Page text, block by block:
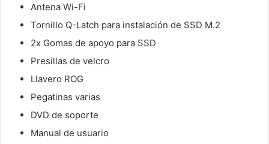
Antena Wi-Fi
Tornillo Q-Latch para instalación de SSD M.2
2x Gomas de apoyo para SSD
Presillas de velcro
Llavero ROG
Pegatinas varias
DVD de soporte
Manual de usuario